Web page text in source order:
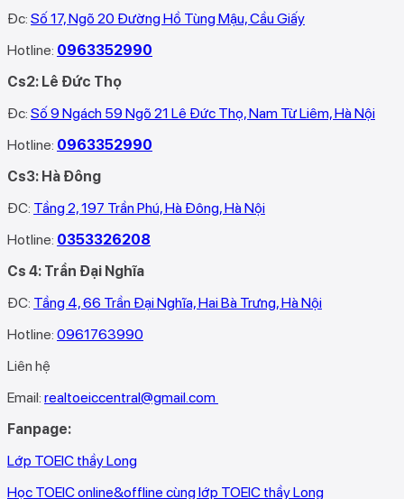
Đc: Số 17, Ngõ 20 Đường Hồ Tùng Mậu, Cầu Giấy
Hotline: 0963352990
Cs2: Lê Đức Thọ
Đc: Số 9 Ngách 59 Ngõ 21 Lê Đức Thọ, Nam Từ Liêm, Hà Nội
Hotline: 0963352990
Cs3: Hà Đông
ĐC: Tầng 2, 197 Trần Phú, Hà Đông, Hà Nội
Hotline: 0353326208‬
Cs 4: Trần Đại Nghĩa
ĐC: Tầng 4, 66 Trần Đại Nghĩa, Hai Bà Trưng, Hà Nội
Hotline: 0961763990
Liên hệ
Email: realtoeiccentral@gmail.com
Fanpage:
Lớp TOEIC thầy Long
Học TOEIC online&offline cùng lớp TOEIC thầy Long